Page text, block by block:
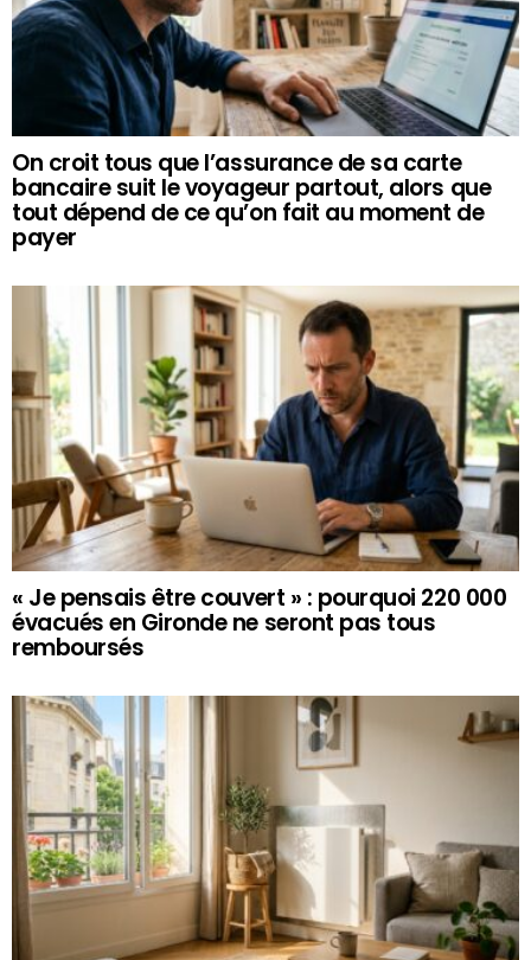
On croit tous que l’assurance de sa carte
bancaire suit le voyageur partout, alors que
tout dépend de ce qu’on fait au moment de
payer
« Je pensais être couvert » : pourquoi 220 000
évacués en Gironde ne seront pas tous
remboursés